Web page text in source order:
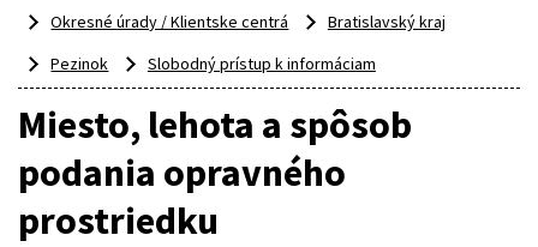
Okresné úrady / Klientske centrá
Bratislavský kraj
Pezinok
Slobodný prístup k informáciam
Miesto, lehota a spôsob
podania opravného
prostriedku